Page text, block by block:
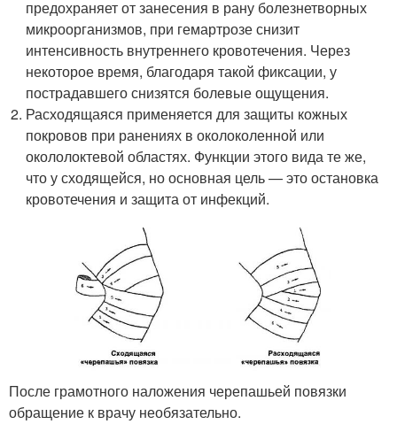
предохраняет от занесения в рану болезнетворных
микроорганизмов, при гемартрозе снизит
интенсивность внутреннего кровотечения. Через
некоторое время, благодаря такой фиксации, у
пострадавшего снизятся болевые ощущения.
Расходящаяся применяется для защиты кожных
покровов при ранениях в околоколенной или
окололоктевой областях. Функции этого вида те же,
что у сходящейся, но основная цель — это остановка
кровотечения и защита от инфекций.
После грамотного наложения черепашьей повязки
обращение к врачу необязательно.